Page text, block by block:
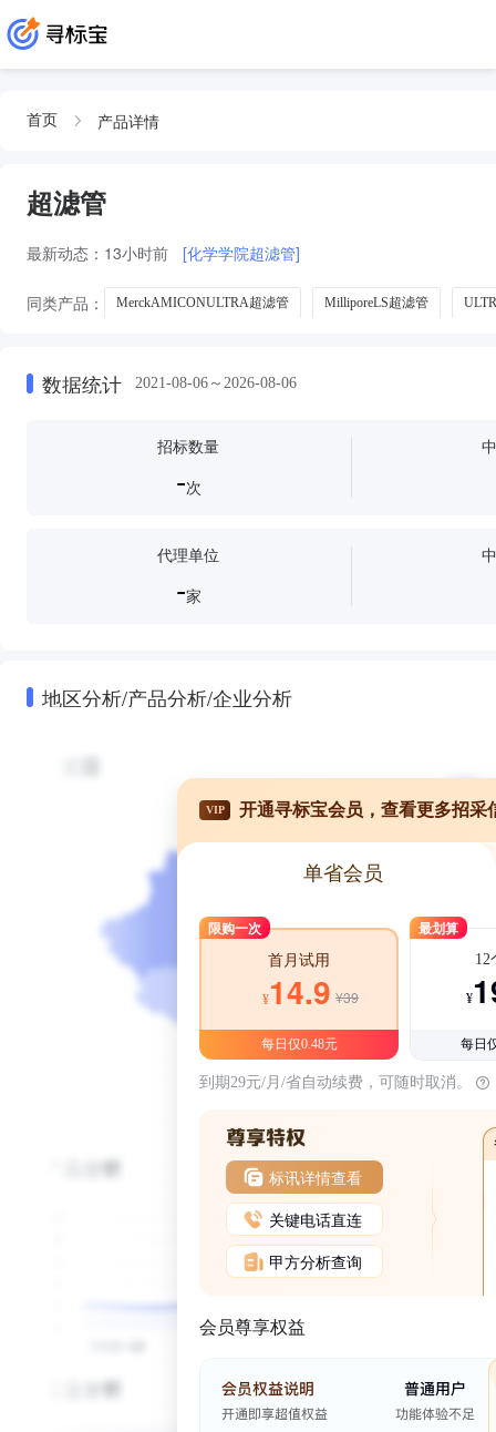
首页 产品详情
超滤管
最新动态： 13小时前 [化学学院超滤管]
同类产品： MerckAMICONULTRA超滤管 MilliporeLS超滤管
数据统计 2021-08-06～2026-08-06
招标数量
-次
代理单位
-家
地区分析/产品分析/企业分析
VIP 开通寻标宝会员，查看更多招采
单省会员
限购一次
首月试用
¥14.9 ¥39
每日仅0.48元
最划算
12
¥
每日
到期29元/月/省自动续费，可随时取消。
标讯详情查看
关键电话直连
甲方分析查询
会员尊享权益